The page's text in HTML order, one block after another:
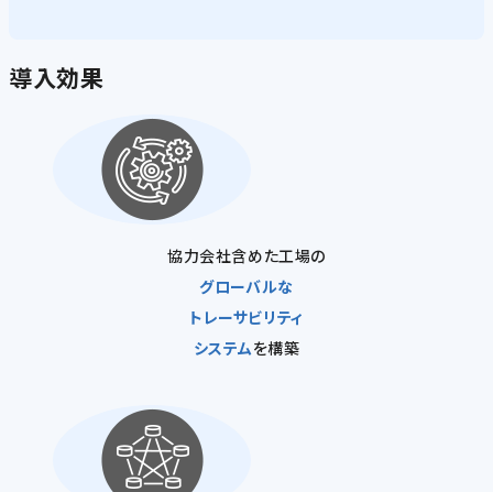
導入効果
協力会社含めた工場の
グローバルな
トレーサビリティ
システムを構築